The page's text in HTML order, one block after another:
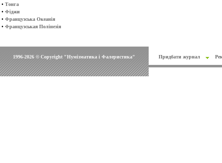
• Тонга
• Фіджи
• Французська Океанія
• Французськая Полінезія
1996-2026 © Copyright "Нумізматика і Фалеристика" Придбати журнал